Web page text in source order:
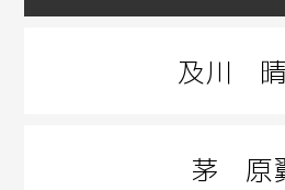
及川
茅 原